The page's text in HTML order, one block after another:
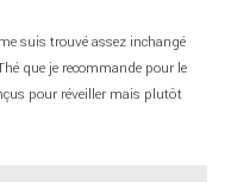
suis trouvé assez inchangé
que je recommande pour le
pour réveiller mais plutôt